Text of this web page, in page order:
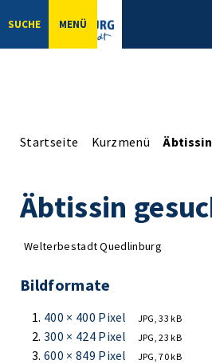
SUCHE MENÜ
Startseite Kurzmenü
Äbtissin
Welterbestadt Quedlinburg
Bildformate
400 × 400 Pixel JPG, 33 kB
300 × 424 Pixel JPG, 23 kB
600 × 849 Pixel JPG, 70 kB